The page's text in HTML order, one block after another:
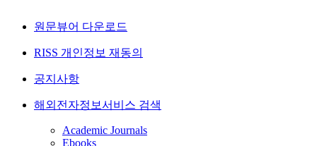
원문뷰어 다운로드
RISS 개인정보 재동의
공지사항
해외전자정보서비스 검색
Academic Journals
Ebooks